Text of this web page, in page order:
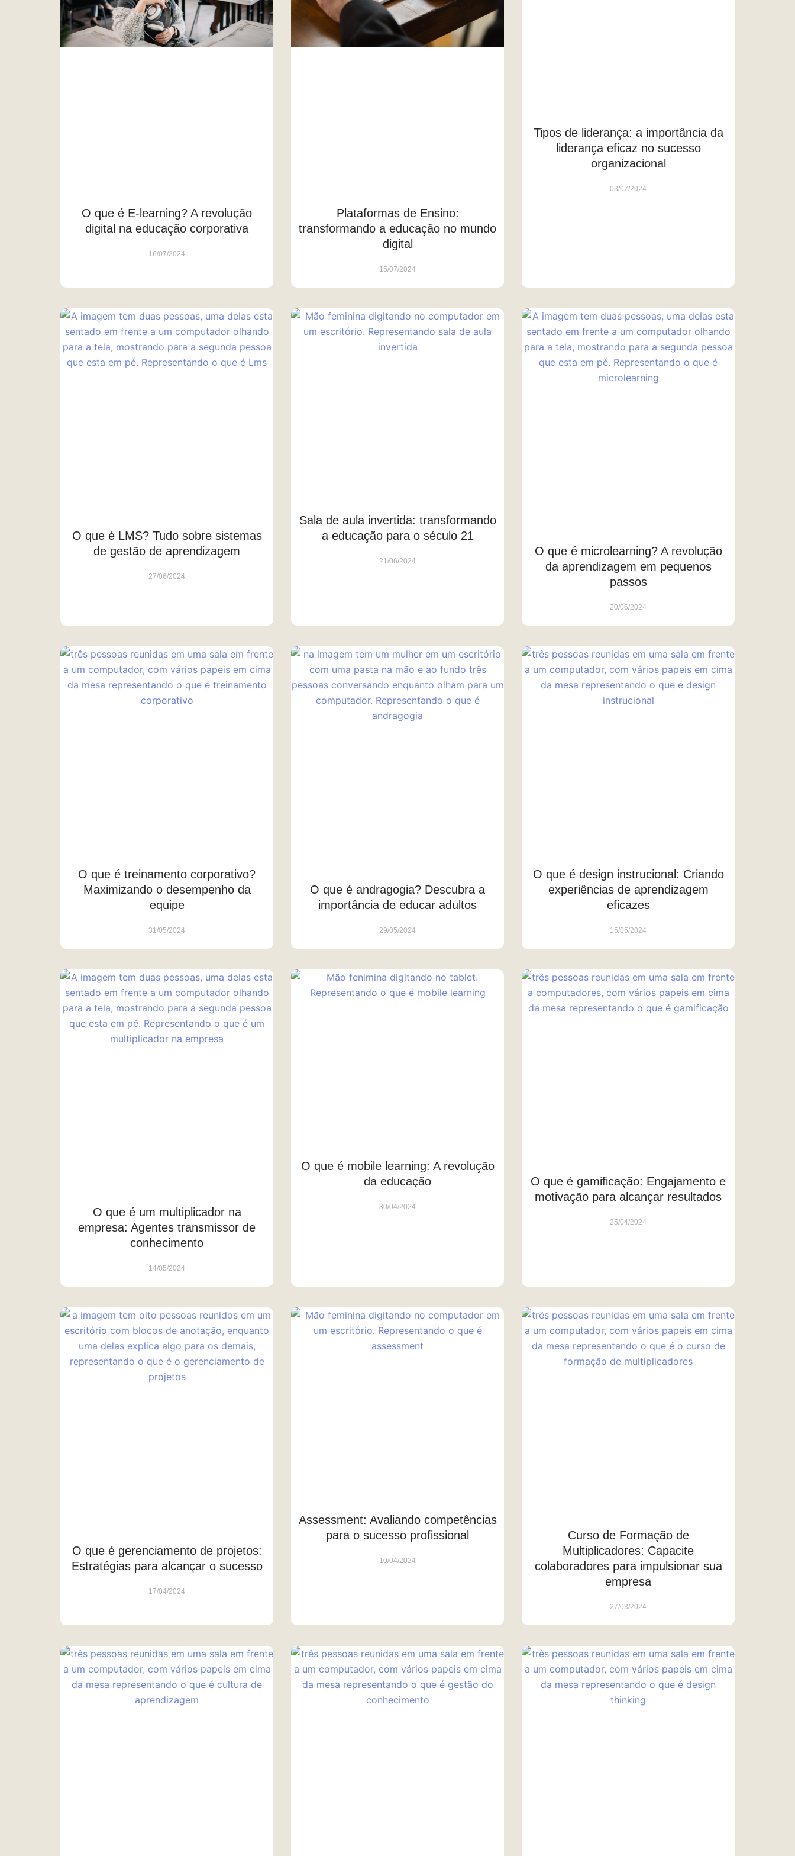
O que é E-learning? A revolução
digital na educação corporativa
16/07/2024
Plataformas de Ensino:
transformando a educação no mundo
digital
15/07/2024
Tipos de liderança: a importância da
liderança eficaz no sucesso
organizacional
03/07/2024
O que é LMS? Tudo sobre sistemas
de gestão de aprendizagem
27/06/2024
Sala de aula invertida: transformando
a educação para o século 21
21/06/2024
O que é microlearning? A revolução
da aprendizagem em pequenos
passos
20/06/2024
O que é treinamento corporativo?
Maximizando o desempenho da
equipe
31/05/2024
O que é andragogia? Descubra a
importância de educar adultos
29/05/2024
O que é design instrucional: Criando
experiências de aprendizagem
eficazes
15/05/2024
O que é um multiplicador na
empresa: Agentes transmissor de
conhecimento
14/05/2024
O que é mobile learning: A revolução
da educação
30/04/2024
O que é gamificação: Engajamento e
motivação para alcançar resultados
25/04/2024
O que é gerenciamento de projetos:
Estratégias para alcançar o sucesso
17/04/2024
Assessment: Avaliando competências
para o sucesso profissional
10/04/2024
Curso de Formação de
Multiplicadores: Capacite
colaboradores para impulsionar sua
empresa
27/03/2024